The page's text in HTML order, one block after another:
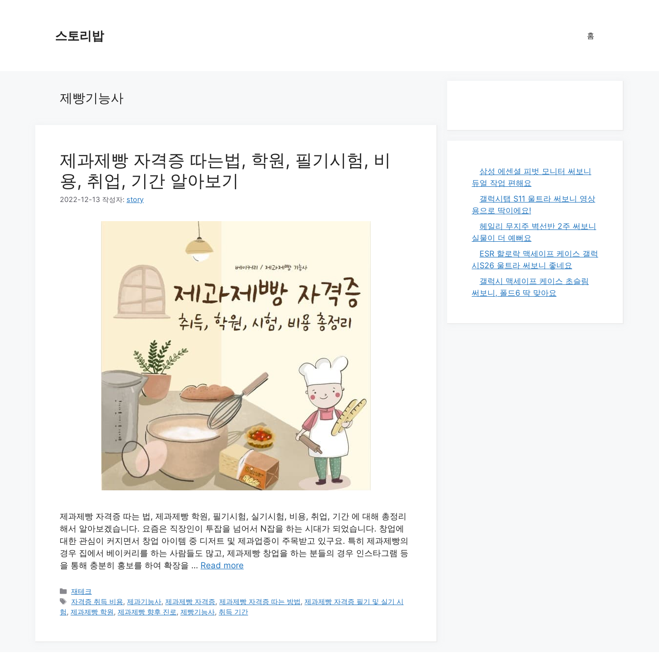
스토리밥 홈
제빵기능사
제과제빵 자격증 따는법, 학원, 필기시험, 비
용, 취업, 기간 알아보기
2022-12-13 작성자: story
제과제빵 자격증 따는 법, 제과제빵 학원, 필기시험, 실기시험, 비용, 취업, 기간 에 대해 총정리
해서 알아보겠습니다. 요즘은 직장인이 투잡을 넘어서 N잡을 하는 시대가 되었습니다. 창업에
대한 관심이 커지면서 창업 아이템 중 디저트 및 제과업종이 주목받고 있구요. 특히 제과제빵의
경우 집에서 베이커리를 하는 사람들도 많고, 제과제빵 창업을 하는 분들의 경우 인스타그램 등
을 통해 충분히 홍보를 하여 확장을 … Read more
카
테
고
재테크
태
그
자격증 취득 비용,제과기능사,제과제빵 자격증,제과제빵 자격증 따는 방법,제과제빵 자격증 필기 및 실기 시
험, 제과제빵 학원, 제과제빵 향후 진로, 제빵기능사, 취득 기간
삼성 에센셜 피벗 모니터 써보니
듀얼 작업 편해요
갤럭시탭 S11 울트라 써보니 영상
용으로 딱이에요!
헤일리 무지주 벽선반 2주 써보니
실물이 더 예뻐요
ESR 할로락 맥세이프 케이스 갤럭
시S26 울트라 써보니 좋네요
갤럭시 맥세이프 케이스 초슬림
써보니, 폴드6 딱 맞아요